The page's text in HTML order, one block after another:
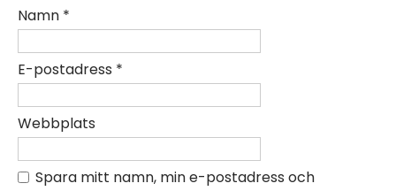
Namn *
E-postadress *
Webbplats
Spara mitt namn, min e-postadress och